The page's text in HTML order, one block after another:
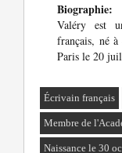
Biographie:
Valéry est
français, né
Paris le 20
Écrivain français
Membre de
Naissance le 30